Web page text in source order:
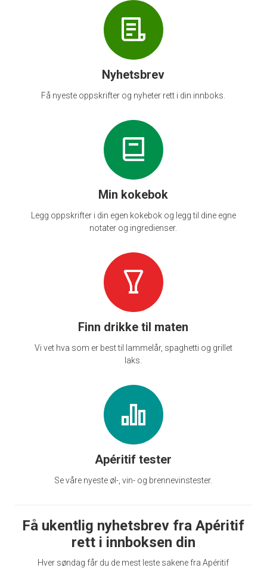
Nyhetsbrev
Få nyeste oppskrifter og nyheter rett i din innboks.
Min kokebok
Legg oppskrifter i din egen kokebok og legg til dine egne
notater og ingredienser.
Finn drikke til maten
Vi vet hva som er best til lammelår, spaghetti og grillet
laks.
Apéritif tester
Se våre nyeste øl-, vin- og brennevinstester.
Få ukentlig nyhetsbrev fra Apéritif
rett i innboksen din
Hver søndag får du de mest leste sakene fra Apéritif